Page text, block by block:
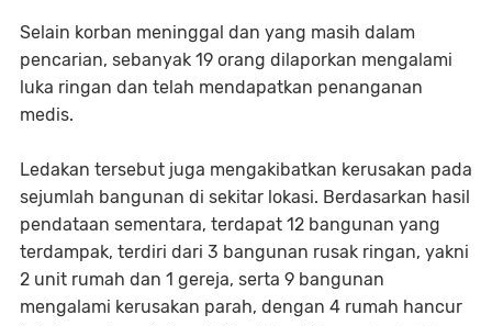
Selain korban meninggal dan yang masih dalam
pencarian, sebanyak 19 orang dilaporkan mengalami
luka ringan dan telah mendapatkan penanganan
medis.
Ledakan tersebut juga mengakibatkan kerusakan pada
sejumlah bangunan di sekitar lokasi. Berdasarkan hasil
pendataan sementara, terdapat 12 bangunan yang
terdampak, terdiri dari 3 bangunan rusak ringan, yakni
2 unit rumah dan 1 gereja, serta 9 bangunan
mengalami kerusakan parah, dengan 4 rumah hancur